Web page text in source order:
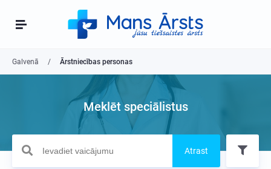
Galvenā Ārstniecības personas
Meklēt speciālistus
Atrast